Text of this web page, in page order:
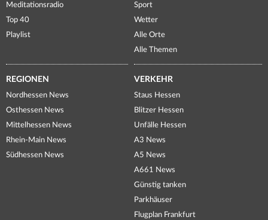
Meditationsradio
Top 40
Playlist
Sport
Wetter
Alle Orte
Alle Themen
REGIONEN
Nordhessen News
Osthessen News
Mittelhessen News
Rhein-Main News
Südhessen News
VERKEHR
Staus Hessen
Blitzer Hessen
Unfälle Hessen
A3 News
A5 News
A661 News
Günstig tanken
Parkhäuser
Flugplan Frankfurt